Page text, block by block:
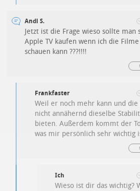
Andi S.
Jetzt ist die Frage wieso sollte man
Apple TV kaufen wenn ich die
schauen kann ???!!!!
Frankfaster
Weil er noch mehr kann und
nicht annähernd dieselbe
bieten. Außerdem kommt der
was mir persönlich sehr wichtig
Ich
Wieso ist dir das wichtig?